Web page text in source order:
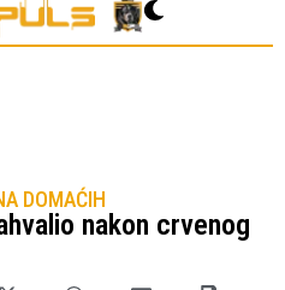
DOMAĆIH
nakon crvenog